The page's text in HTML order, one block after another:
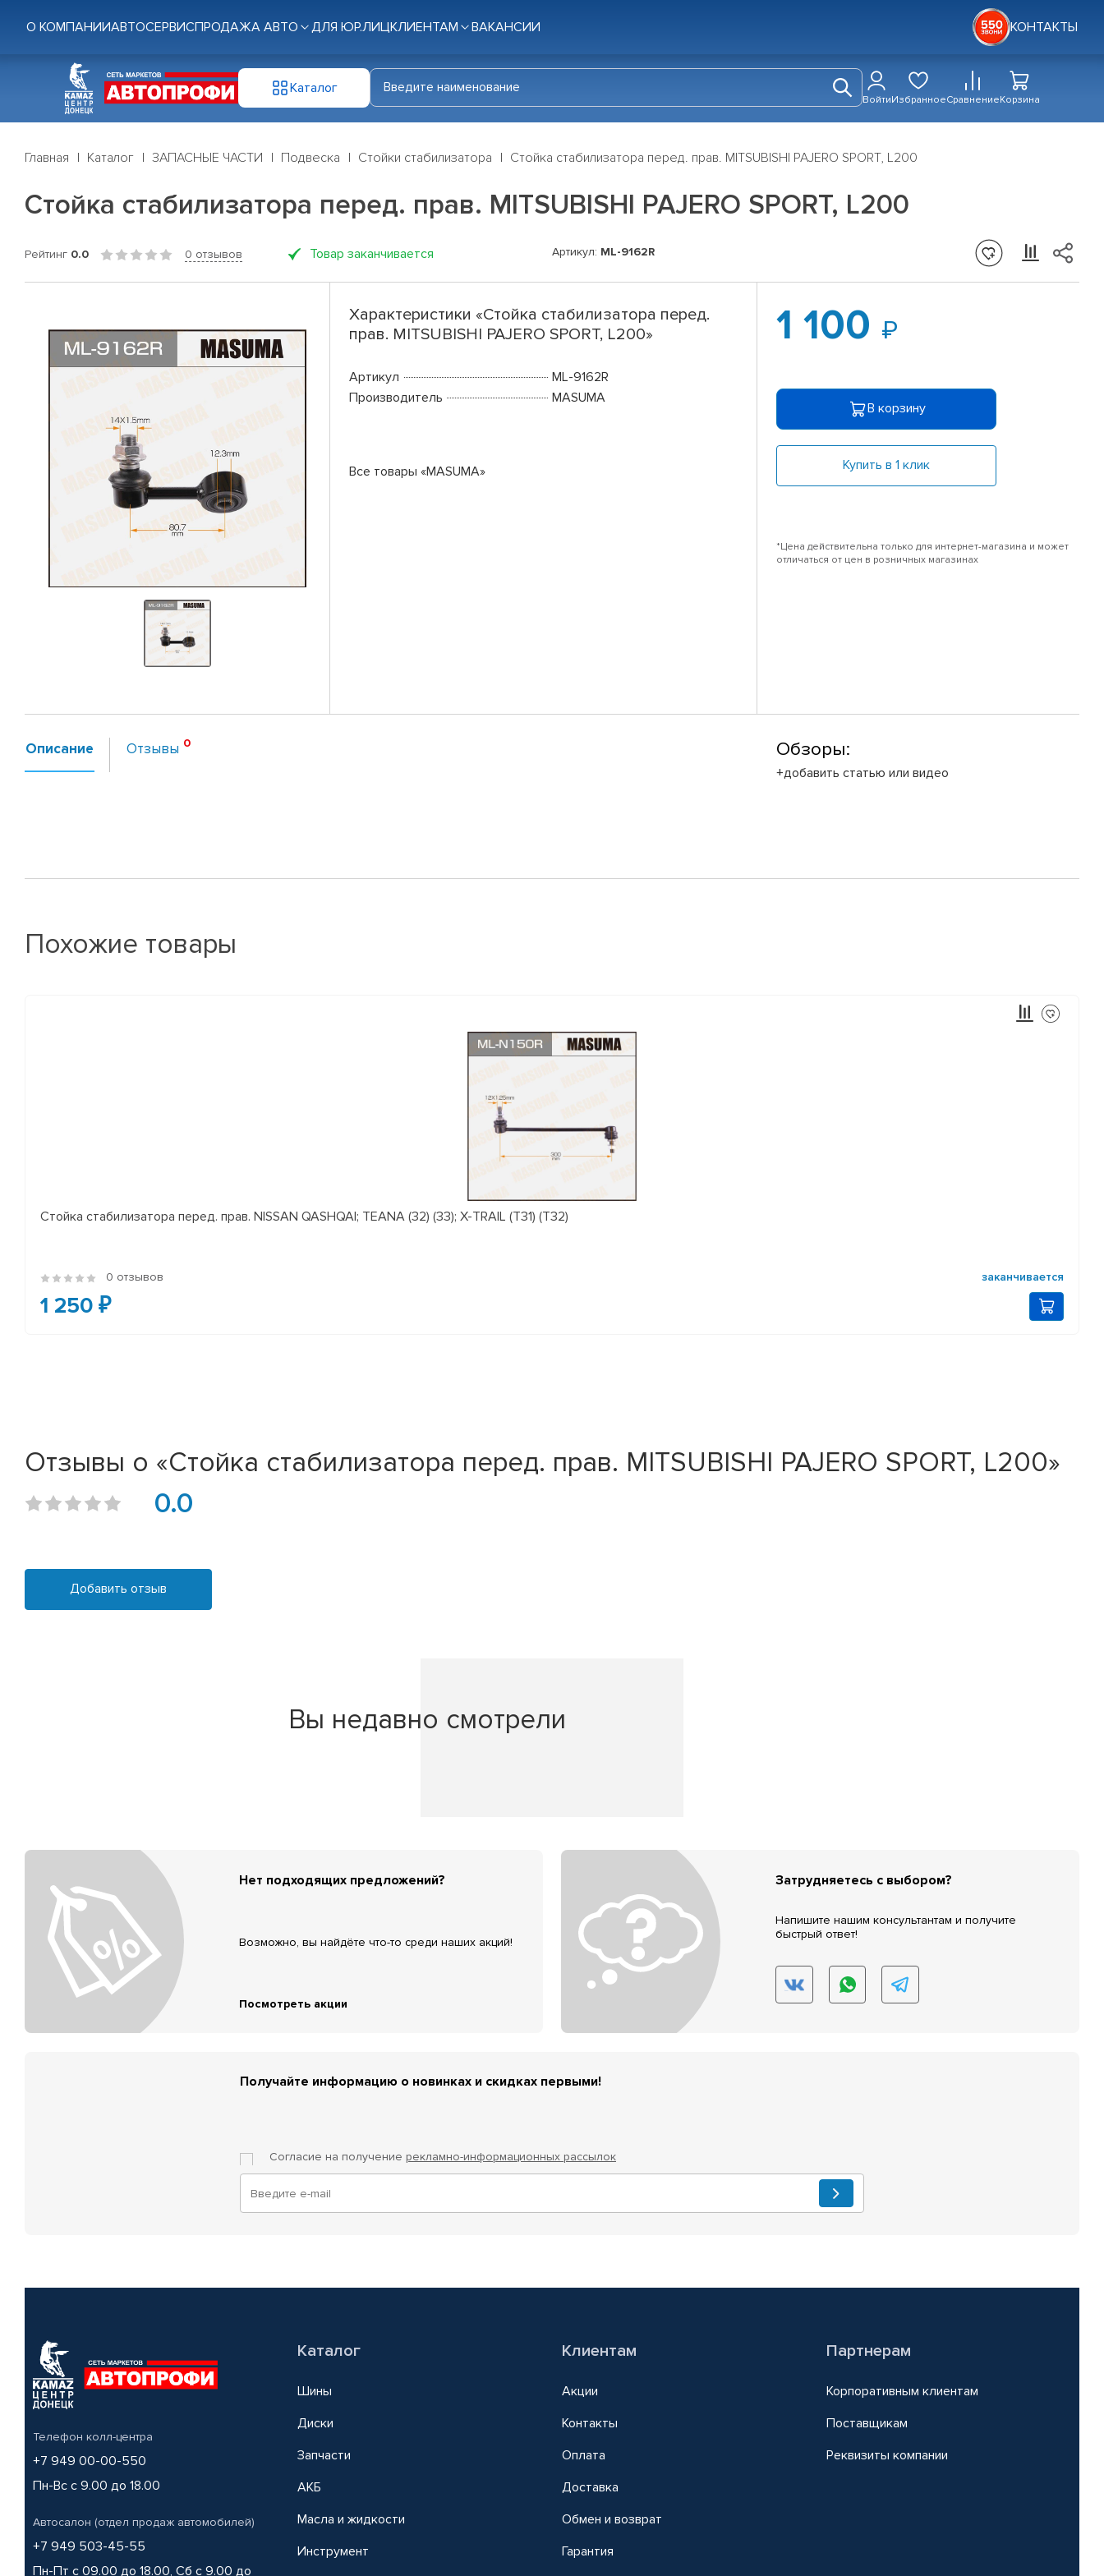
О КОМПАНИИАВТОСЕРВИСПРОДАЖА АВТО ДЛЯ ЮР.ЛИЦКЛИЕНТАМ ВАКАНСИИ КОНТАКТЫ
Каталог
ВойтиИзбранноеСравнениеКорзина
Главная Каталог ЗАПАСНЫЕ ЧАСТИ Подвеска Стойки стабилизатора Стойка стабилизатора перед. прав. MITSUBISHI PAJERO SPORT, L200
Стойка стабилизатора перед. прав. MITSUBISHI PAJERO SPORT, L200
Рейтинг 0.0 0 отзывов Товар заканчивается Артикул: ML-9162R
Характеристики «Стойка стабилизатора перед.
прав. MITSUBISHI PAJERO SPORT, L200»
Артикул
ML-9162R
Производитель
MASUMA
Все товары «MASUMA»
1 100
В корзину
Купить в 1 клик
*Цена действительна только для интернет-магазина и может
отличаться от цен в розничных магазинах
Описание Отзывы Обзоры:
+добавить статью или видео
Похожие товары
Стойка стабилизатора перед. прав. NISSAN QASHQAI; TEANA (32) (33); X-TRAIL (T31) (T32)
0 отзывов заканчивается
1 250 ₽
Отзывы о «Стойка стабилизатора перед. прав. MITSUBISHI PAJERO SPORT, L200»
0.0
Добавить отзыв
Вы недавно смотрели
Нет подходящих предложений?
Возможно, вы найдёте что-то среди наших акций!
Посмотреть акции
Затрудняетесь с выбором?
Напишите нашим консультантам и получите
быстрый ответ!
Получайте информацию о новинках и скидках первыми!
Согласие на получение рекламно-информационных рассылок
Телефон колл-центра
+7 949 00-00-550
Пн-Вс с 9.00 до 18.00
Автосалон (отдел продаж автомобилей)
+7 949 503-45-55
Пн-Пт с 09.00 до 18.00, Сб с 9.00 до
Каталог
Шины
Диски
Запчасти
АКБ
Масла и жидкости
Инструмент
Клиентам
Акции
Контакты
Оплата
Доставка
Обмен и возврат
Гарантия
Партнерам
Корпоративным клиентам
Поставщикам
Реквизиты компании